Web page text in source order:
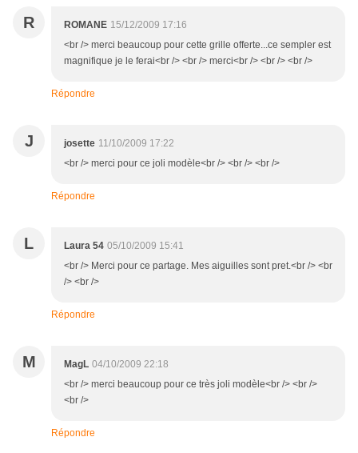
R ROMANE 15/12/2009 17:16
<br /> merci beaucoup pour cette grille offerte...ce sempler est
magnifique je le ferai<br /> <br /> merci<br /> <br /> <br />
Répondre
J josette 11/10/2009 17:22
<br /> merci pour ce joli modèle<br /> <br /> <br />
Répondre
L Laura 54 05/10/2009 15:41
<br /> Merci pour ce partage. Mes aiguilles sont pret.<br /> <br
/> <br />
Répondre
M MagL 04/10/2009 22:18
<br /> merci beaucoup pour ce très joli modèle<br /> <br />
<br />
Répondre